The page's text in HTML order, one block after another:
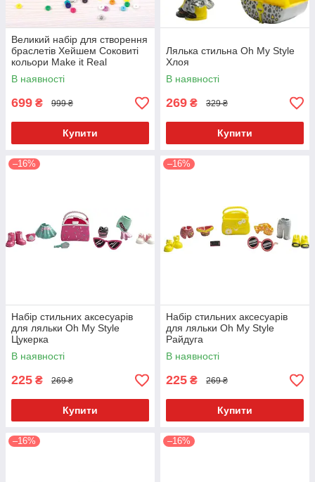
Великий набір для створення
браслетів Хейшем Соковиті
кольори Make it Real
В наявності
699 ₴ 999 ₴
Купити
Лялька стильна Oh My Style
Хлоя
В наявності
269 ₴ 329 ₴
Купити
–16%
Набір стильних аксесуарів
для ляльки Oh My Style
Цукерка
В наявності
225 ₴ 269 ₴
Купити
–16%
Набір стильних аксесуарів
для ляльки Oh My Style
Райдуга
В наявності
225 ₴ 269 ₴
Купити
–16% –16%